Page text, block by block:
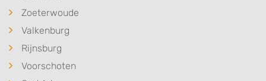
Zoeterwoude
Valkenburg
Rijnsburg
Voorschoten